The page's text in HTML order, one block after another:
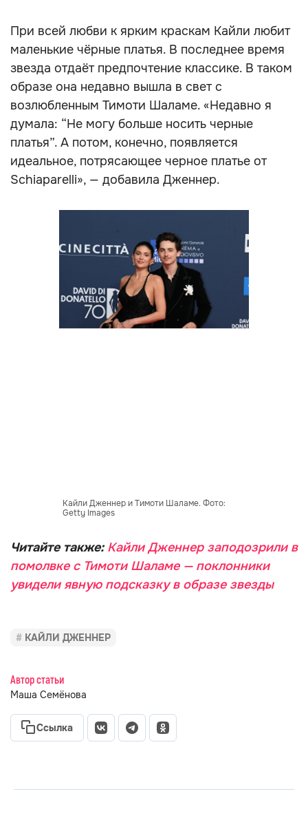
При всей любви к ярким краскам Кайли любит
маленькие чёрные платья. В последнее время
звезда отдаёт предпочтение классике. В таком
образе она недавно вышла в свет с
возлюбленным Тимоти Шаламе. «Недавно я
думала: “Не могу больше носить черные
платья”. А потом, конечно, появляется
идеальное, потрясающее черное платье от
Schiaparelli», — добавила Дженнер.
Кайли Дженнер и Тимоти Шаламе. Фото:
Getty Images
Читайте также: Кайли Дженнер заподозрили в
помолвке с Тимоти Шаламе — поклонники
увидели явную подсказку в образе звезды
КАЙЛИ ДЖЕННЕР
Автор статьи
Маша Семёнова
Ссылка